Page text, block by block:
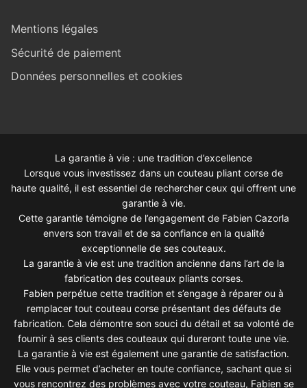
Mentions légales
Sécurité de paiement
Données personnelles et cookies
La garantie à vie : une tradition d’excellence
Lorsque vous investissez dans un couteau pliant corse de
haute qualité, il est essentiel de rechercher ceux qui offrent une
garantie à vie.
Cette garantie témoigne de l’engagement de Fabien Cazorla
envers son travail et de sa confiance en la qualité
exceptionnelle de ses couteaux.
La garantie à vie est une tradition ancienne dans l’art de la
fabrication des couteaux pliants corses.
Fabien perpétue cette tradition et s’engage à réparer ou à
remplacer tout couteau corse présentant des défauts de
fabrication. Cela démontre son souci du détail et sa volonté de
fournir à ses clients des couteaux qui dureront toute une vie.
La garantie à vie est également une garantie de satisfaction.
Elle vous permet d’acheter en toute confiance, sachant que si
vous rencontrez des problèmes avec votre couteau, Fabien se